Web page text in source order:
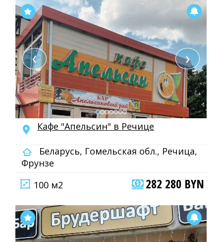
❮ ❯
Кафе "Апельсин" в Речице
Беларусь, Гомельская обл., Речица,
Фрунзе
100 м2
282 280 BYN